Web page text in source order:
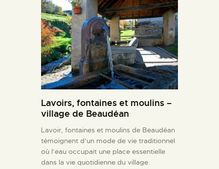
Lavoirs, fontaines et moulins –
village de Beaudéan
Lavoir, fontaines et moulins de Beaudéan
témoignent d’un mode de vie traditionnel
où l’eau occupait une place essentielle
dans la vie quotidienne du village.